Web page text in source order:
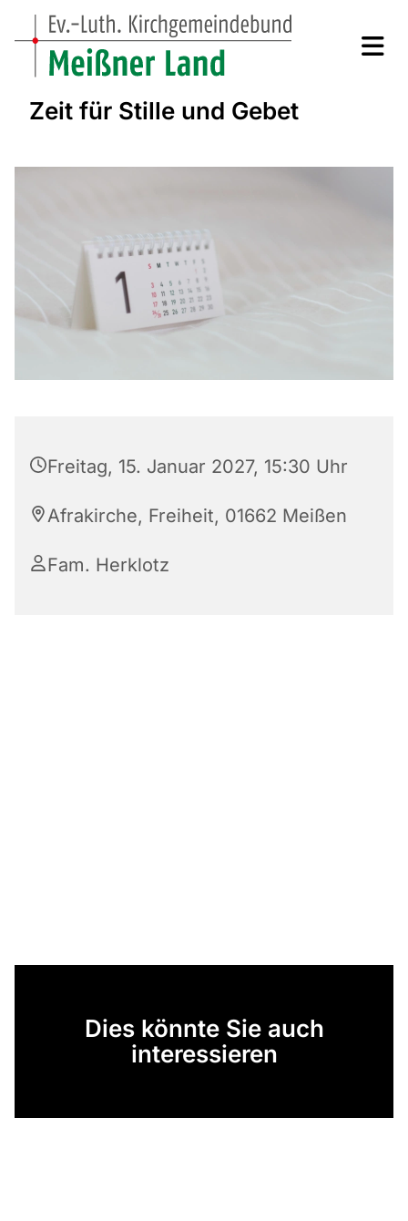
Zeit für Stille und Gebet
Freitag, 15. Januar 2027, 15:30 Uhr
Afrakirche, Freiheit, 01662 Meißen
Fam. Herklotz
Dies könnte Sie auch
interessieren